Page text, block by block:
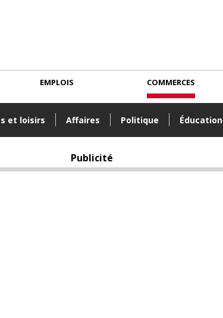
et loisirs Affaires Politique Éducation
EMPLOIS COMMERCES
Publicité